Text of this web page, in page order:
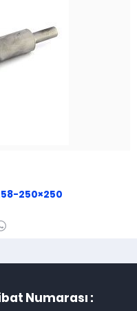
250×250
Numarası :